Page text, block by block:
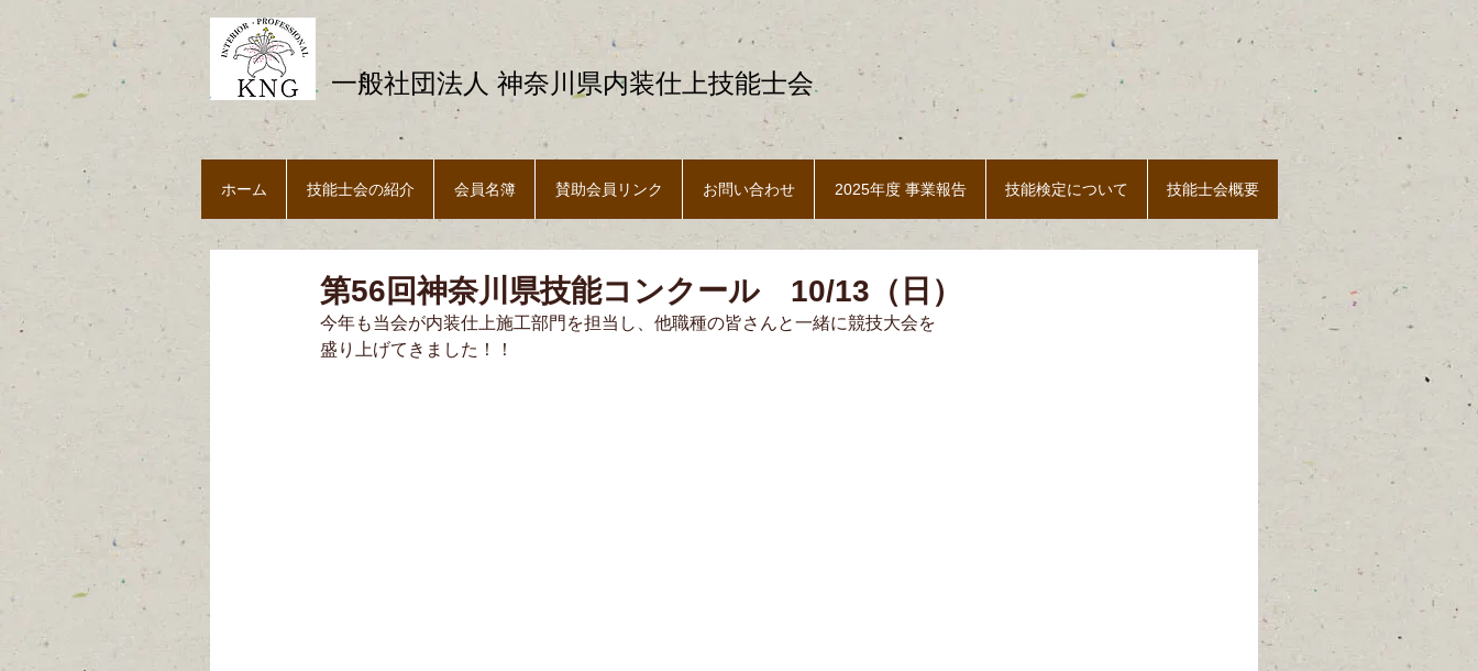
一般社団法人 神奈川県内装仕上技能士会
ホーム 技能士会の紹介 会員名簿 賛助会員リンク お問い合わせ 2025年度 事業報告 技能検定について 技能士会概要
第56回神奈川県技能コンクール 10/13（日）
今年も当会が内装仕上施工部門を担当し、他職種の皆さんと一緒に競技大会を
盛り上げてきました！！